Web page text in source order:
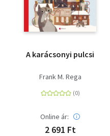
A karácsonyi pulcsi
Frank M. Rega
Online ár:
2 691 Ft